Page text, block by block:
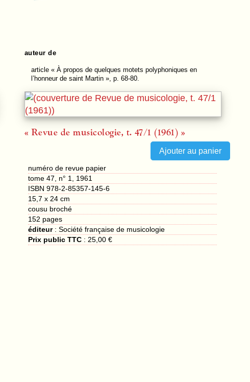
auteur de
article« À propos de quelques motets polyphoniques en
l’honneur de saint Martin », p. 68-80.
« Revue de musicologie, t. 47/1 (1961) »
numéro de revue papier
tome 47, n° 1, 1961
ISBN 978-2-85357-145-6
15,7 x 24 cm
cousu broché
152 pages
éditeur:Société française de musicologie
Prix public TTC : 25,00 €